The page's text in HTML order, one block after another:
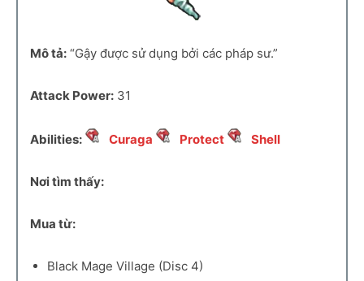
Mô tả: “Gậy được sử dụng bởi các pháp sư.”
Attack Power: 31
Abilities: Curaga Protect Shell
Nơi tìm thấy:
Mua từ:
Black Mage Village (Disc 4)